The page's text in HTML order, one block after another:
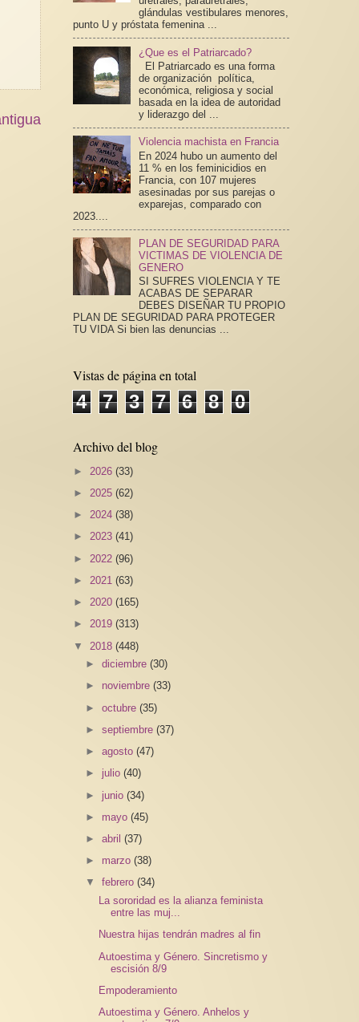
glándulas vestibulares menores,
punto U y próstata femenina ...
¿Que es el Patriarcado?
El Patriarcado es una forma
de organización política,
económica, religiosa y social
basada en la idea de autoridad
y liderazgo del ...
Violencia machista en Francia
En 2024 hubo un aumento del
11 % en los feminicidios en
Francia, con 107 mujeres
asesinadas por sus parejas o
exparejas, comparado con
2023....
PLAN DE SEGURIDAD PARA
VICTIMAS DE VIOLENCIA DE
GENERO
SI SUFRES VIOLENCIA Y TE
ACABAS DE SEPARAR
DEBES DISEÑAR TU PROPIO
PLAN DE SEGURIDAD PARA PROTEGER
TU VIDA Si bien las denuncias ...
Vistas de página en total
4 7 3 7 6 8 0
Archivo del blog
► 2026 (33)
► 2025 (62)
► 2024 (38)
► 2023 (41)
► 2022 (96)
► 2021 (63)
► 2020 (165)
► 2019 (313)
▼ 2018 (448)
►diciembre(30)
► noviembre(33)
►octubre(35)
►septiembre(37)
►agosto(47)
► julio(40)
► junio(34)
► mayo(45)
►abril(37)
► marzo(38)
▼febrero(34)
La sororidad es la alianza feminista
entre las muj...
Nuestra hijas tendrán madres al fin
Autoestima y Género. Sincretismo y
escisión 8/9
Empoderamiento
Autoestima y Género. Anhelos y